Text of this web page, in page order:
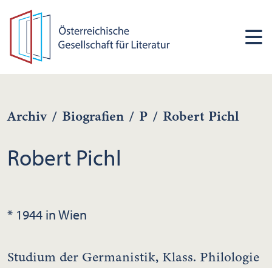
Archiv / Biografien / P / Robert Pichl
Robert Pichl
* 1944 in Wien
Studium der Germanistik, Klass. Philologie